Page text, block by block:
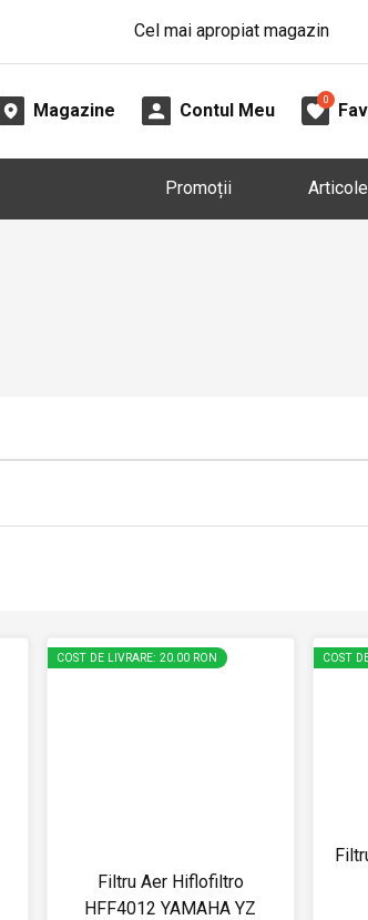
Cel mai apropiat magazin
Magazine Contul Meu
0
Promoții Articole
COST DE LIVRARE: 20.00 RON
Filtru Aer Hiflofiltro
HFF4012 YAMAHA YZ
COST